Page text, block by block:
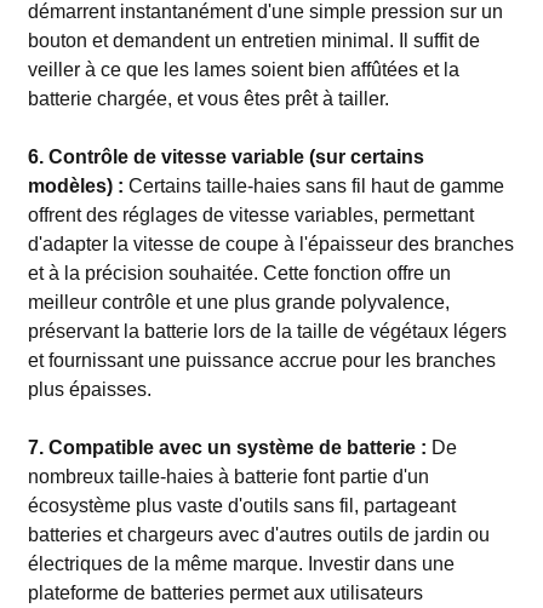
démarrent instantanément d'une simple pression sur un
bouton et demandent un entretien minimal. Il suffit de
veiller à ce que les lames soient bien affûtées et la
batterie chargée, et vous êtes prêt à tailler.
6. Contrôle de vitesse variable (sur certains
modèles) : Certains taille-haies sans fil haut de gamme
offrent des réglages de vitesse variables, permettant
d'adapter la vitesse de coupe à l'épaisseur des branches
et à la précision souhaitée. Cette fonction offre un
meilleur contrôle et une plus grande polyvalence,
préservant la batterie lors de la taille de végétaux légers
et fournissant une puissance accrue pour les branches
plus épaisses.
7. Compatible avec un système de batterie : De
nombreux taille-haies à batterie font partie d'un
écosystème plus vaste d'outils sans fil, partageant
batteries et chargeurs avec d'autres outils de jardin ou
électriques de la même marque. Investir dans une
plateforme de batteries permet aux utilisateurs